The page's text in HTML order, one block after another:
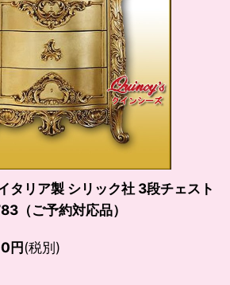
タリア製 シリック社 3段チェスト
（ご予約対応品）
円(税別)